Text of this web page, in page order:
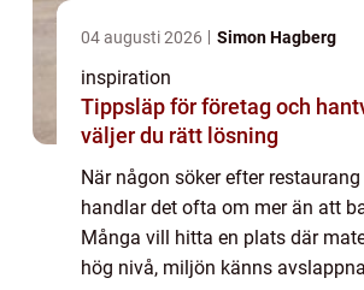
04 augusti 2026 Simon Hagberg
inspiration
Tippsläp för företag och
väljer du rätt lösning
När någon söker efter
handlar det ofta om mer än att
Många vill hitta en plats där
hög nivå, miljön känns